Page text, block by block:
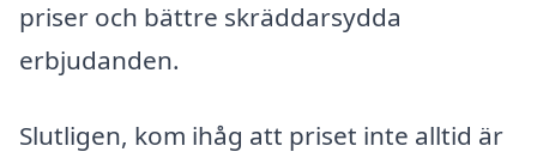
priser och bättre skräddarsydda
erbjudanden.
Slutligen, kom ihåg att priset inte alltid är